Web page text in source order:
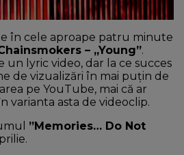
în cele aproape patru minute
– „Young”.
lyric video, dar la ce succes
de vizualizări în mai puțin de
pe YouTube, mai că ar
varianta asta de videoclip.
”Memories… Do Not